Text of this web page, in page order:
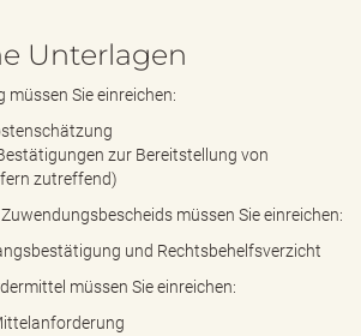
Unterlagen
müssen Sie einreichen:
zur Bereitstellung von
zutreffend)
müssen Sie einreichen:
und Rechtsbehelfsverzicht
müssen Sie einreichen: